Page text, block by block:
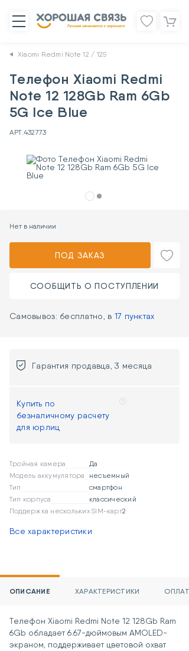
Xiaomi Redmi Note 12 / 12S
Телефон Xiaomi Redmi
Note 12 128Gb Ram 6Gb
5G Ice Blue
АРТ.432773
Нет в наличии
ПОД ЗАКАЗ
СООБЩИТЬ О ПОСТУПЛЕНИИ
Самовывоз: бесплатно, в 17 пунктах
Гарантия продавца, 3 месяца
Купить по
безналичному расчету
для юрлиц
Тройная камера
Да
Модель аккумулятора
несъемный
Тип
смартфон
Тип корпуса
классический
Поддержка нескольких SIM-карт2
Все характеристики
ОПИСАНИЕ ХАРАКТЕРИСТИКИ
Телефон Xiaomi Redmi Note 12 128Gb Ram
6Gb обладает 6.67-дюймовым AMOLED-
экраном, поддерживает цветовой охват